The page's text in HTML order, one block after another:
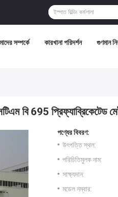
সম্পর্কে কারখানা পরিদর্শন গুণমান
বি 695 প্রিফ্যাব্রিকেটেড
পণ্যের বিবরণ:
উৎপত্তি স্থল:
পরিচিতিমুলক নাম:
সাক্ষ্যদান:
মডেল নম্বার: